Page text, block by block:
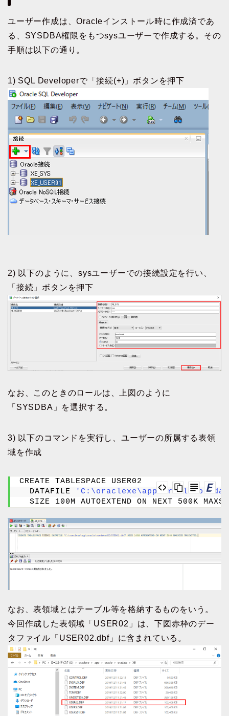
ユーザー作成は、Oracleインストール時に作成済であ
る、SYSDBA権限をもつsysユーザーで作成する。その
手順は以下の通り。
1) SQL Developerで「接続(+)」ボタンを押下
2) 以下のように、sysユーザーでの接続設定を行い、
「接続」ボタンを押下
なお、このときのロールは、上図のように
「SYSDBA」を選択する。
3) 以下のコマンドを実行し、ユーザーの所属する表領
域を作成
CREATE TABLESPACE USER02
  DATAFILE
SIZE 100M AUTOEXTEND ON NEXT 500K
なお、表領域とはテーブル等を格納するものをいう。
今回作成した表領域「USER02」は、下図赤枠のデー
タファイル「USER02.dbf」に含まれている。